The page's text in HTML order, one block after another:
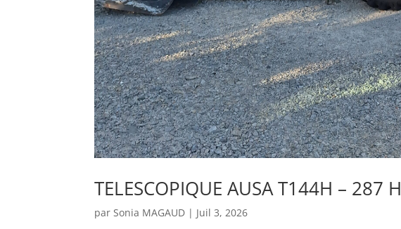
TELESCOPIQUE AUSA T144H – 287 H
parSonia MAGAUD | Juil 3, 2026